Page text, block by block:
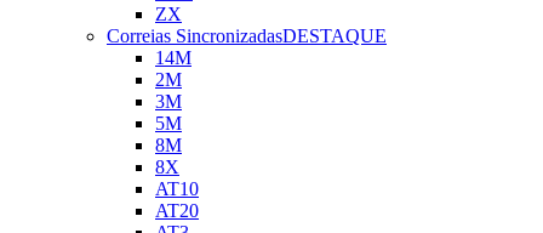
ZX
Correias SincronizadasDESTAQUE
14M
2M
3M
5M
8M
8X
AT10
AT20